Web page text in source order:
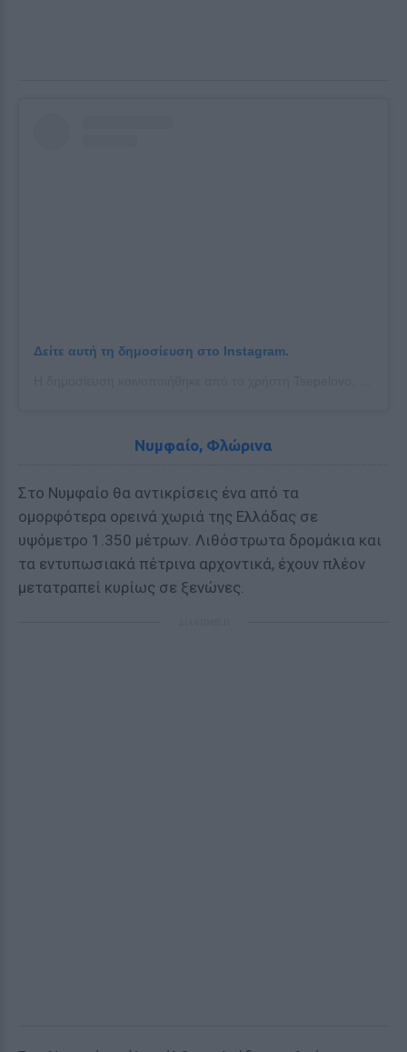
Δείτε αυτή τη δημοσίευση στο Instagram.
Νυμφαίο, Φλώρινα
Στο Νυμφαίο θα αντικρίσεις ένα από τα
ομορφότερα ορεινά χωριά της Ελλάδας σε
υψόμετρο 1.350 μέτρων. Λιθόστρωτα δρομάκια και
τα εντυπωσιακά πέτρινα αρχοντικά, έχουν πλέον
μετατραπεί κυρίως σε ξενώνες.